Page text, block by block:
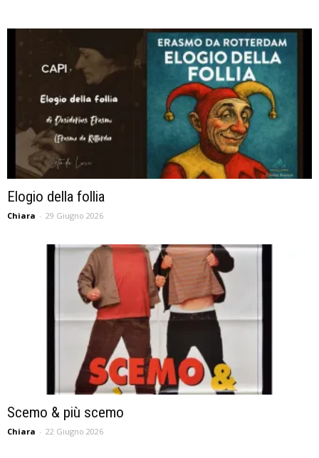
Elogio della follia
Chiara - 29 Giugno 2026
Scemo & più scemo
Chiara - 22 Giugno 2026